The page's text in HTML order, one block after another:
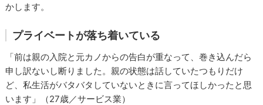
かします。
プライベートが落ち着いている
「前は親の入院と元カノからの告白が重なって、巻き込んだら
申し訳ないし断りました。親の状態は話していたつもりだけ
ど、私生活がバタバタしていないときに言ってほしかったと思
います」（27歳／サービス業）